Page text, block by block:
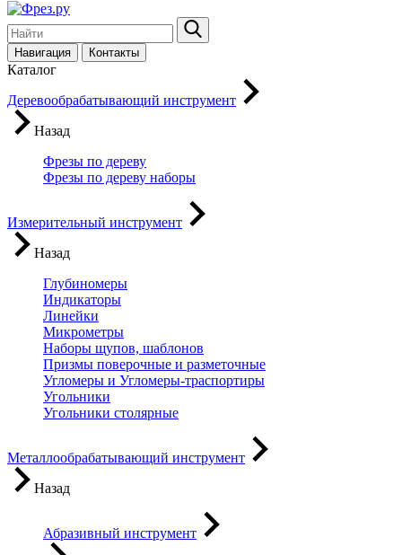
Навигация Контакты
Каталог
Деревообрабатывающий инструмент
Назад
Фрезы по дереву
Фрезы по дереву наборы
Измерительный инструмент
Назад
Глубиномеры
Индикаторы
Линейки
Микрометры
Наборы щупов, шаблонов
Призмы поверочные и разметочные
Угломеры и Угломеры-траспортиры
Угольники
Угольники столярные
Металлообрабатывающий инструмент
Назад
Абразивный инструмент